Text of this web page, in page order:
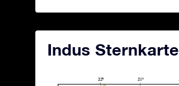
Indus Sternkarte